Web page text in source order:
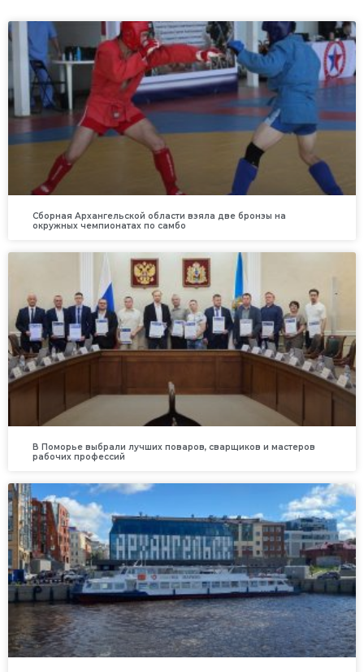
Сборная Архангельской области взяла две бронзы на
окружных чемпионатах по самбо
В Поморье выбрали лучших поваров, сварщиков и мастеров
рабочих профессий